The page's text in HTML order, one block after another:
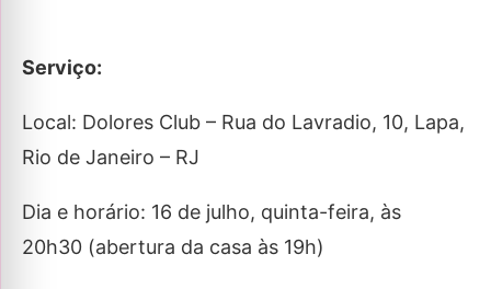
Serviço:
Local: Dolores Club – Rua do Lavradio, 10, Lapa,
Rio de Janeiro – RJ
Dia e horário: 16 de julho, quinta-feira, às
20h30 (abertura da casa às 19h)